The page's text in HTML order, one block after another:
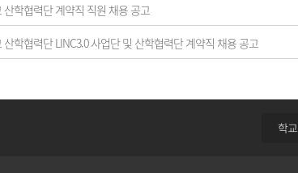
산학협력단 계약직 직원 채용 공고
산학협력단 LINC3.0 사업단 및 산학협력단 계약직 채용 공고
학